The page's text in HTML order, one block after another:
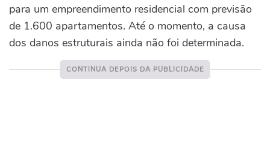
para um empreendimento residencial com previsão
de 1.600 apartamentos. Até o momento, a causa
dos danos estruturais ainda não foi determinada.